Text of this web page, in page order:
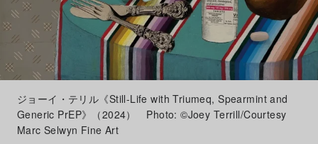
ジョーイ・テリル《Still-Life with Triumeq, Spearmint and
Generic PrEP》（2024） Photo: ©Joey Terrill/Courtesy
Marc Selwyn Fine Art